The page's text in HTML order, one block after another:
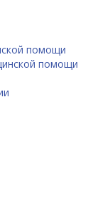
помощи
помощи